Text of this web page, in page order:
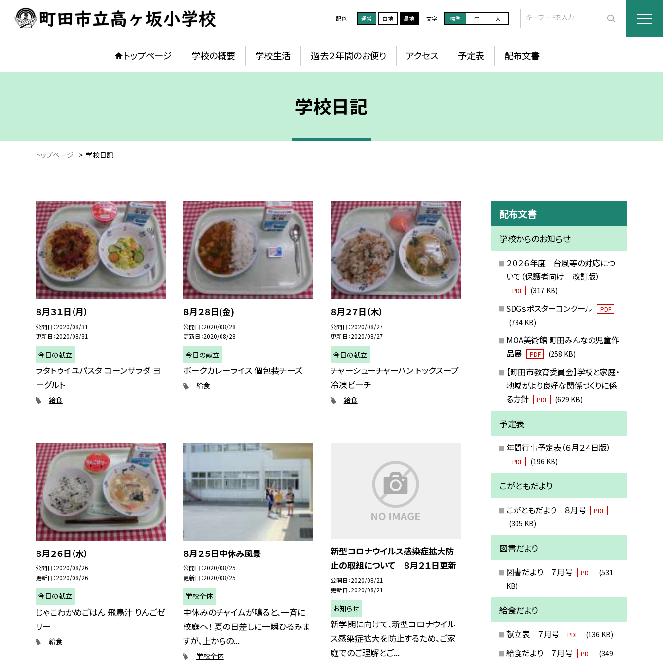
配色 通常 白地 黒地 文字 標準 中 大
トップページ 学校の概要 学校生活 過去２年間のお便り アクセス 予定表 配布文書
学校日記
トップページ > 学校日記
８月３１日（月）
公開日 2020/08/31
更新日 2020/08/31
今日の献立
ラタトゥイユパスタ コーンサラダ ヨ
ーグルト
給食
８月２８日(金)
公開日 2020/08/28
更新日 2020/08/28
今日の献立
ポークカレーライス 個包装チーズ
給食
８月２７日（木）
公開日 2020/08/27
更新日 2020/08/27
今日の献立
チャーシューチャーハン トックスープ
冷凍ピーチ
給食
８月２６日（水）
公開日 2020/08/26
更新日 2020/08/26
今日の献立
じゃこわかめごはん 飛鳥汁 りんごゼ
リー
給食
８月２５日中休み風景
公開日 2020/08/25
更新日 2020/08/25
学校全体
中休みのチャイムが鳴ると、一斉に
校庭へ！ 夏の日差しに一瞬ひるみま
すが、上からの...
学校全体
新型コロナウイルス感染症拡大防
止の取組について ８月２１日更新
公開日 2020/08/21
更新日 2020/08/21
お知らせ
新学期に向けて、新型コロナウイル
ス感染症拡大を防止するため、ご家
庭でのご理解とご...
配布文書
学校からのお知らせ
２０２６年度 台風等の対応につ
いて（保護者向け 改訂版）
PDF (317 KB)
SDGｓポスターコンクール PDF
(734 KB)
MOA美術館 町田みんなの児童作
品展
PDF (258 KB)
【町田市教育委員会】学校と家庭・
地域がより良好な関係づくりに係
る方針
PDF (629 KB)
予定表
年間行事予定表（６月２４日版）
PDF (196 KB)
こがともだより
こがともだより ８月号 PDF
(305 KB)
図書だより
図書だより ７月号 PDF
(531
KB)
給食だより
献立表 ７月号 PDF (136 KB)
給食だより ７月号 PDF
(349